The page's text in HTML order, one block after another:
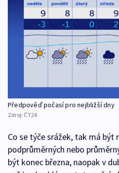
Předpověď počasí pro nejbližší dny
Zdroj: ČT24
Co se týče srážek, tak má být
podprůměrných nebo
být konec března, naopak v